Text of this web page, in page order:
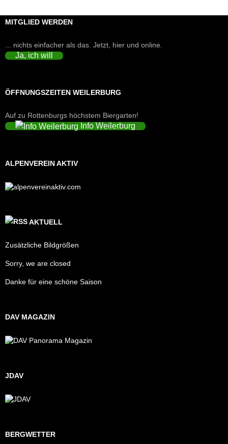
MITGLIED WERDEN
... nichts einfacher als das. Jetzt, hier und online.
Ja, ich will
ÖFFNUNGSZEITEN WEILERBURG
Auf zu Rottenburgs höchstem Biergarten!
Info Weilerburg
ALPENVEREIN AKTIV
AKTUELL
Zusätzliche Bildgrößen
Sorry, we are closed
Danke für eine schöne Saison
DAV MAGAZIN
JDAV
BERGWETTER